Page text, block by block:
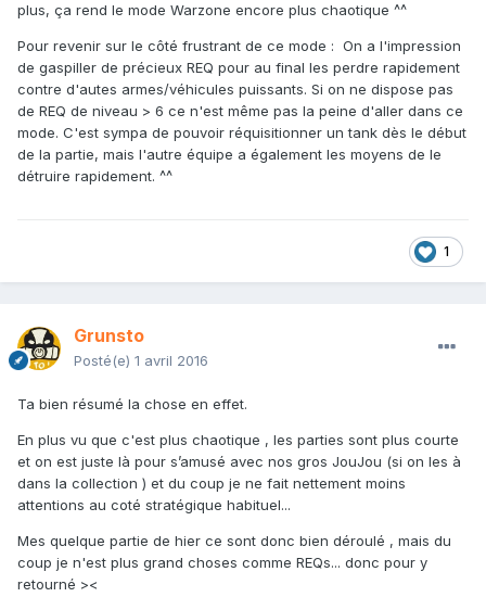
plus, ça rend le mode Warzone encore plus chaotique ^^
Pour revenir sur le côté frustrant de ce mode : On a l'impression
de gaspiller de précieux REQ pour au final les perdre rapidement
contre d'autes armes/véhicules puissants. Si on ne dispose pas
de REQ de niveau > 6 ce n'est même pas la peine d'aller dans ce
mode. C'est sympa de pouvoir réquisitionner un tank dès le début
de la partie, mais l'autre équipe a également les moyens de le
détruire rapidement. ^^
1
Grunsto
Posté(e) 1 avril 2016
Ta bien résumé la chose en effet.
En plus vu que c'est plus chaotique , les parties sont plus courte
et on est juste là pour s’amusé avec nos gros JouJou (si on les à
dans la collection ) et du coup je ne fait nettement moins
attentions au coté stratégique habituel...
Mes quelque partie de hier ce sont donc bien déroulé , mais du
coup je n'est plus grand choses comme REQs... donc pour y
retourné ><